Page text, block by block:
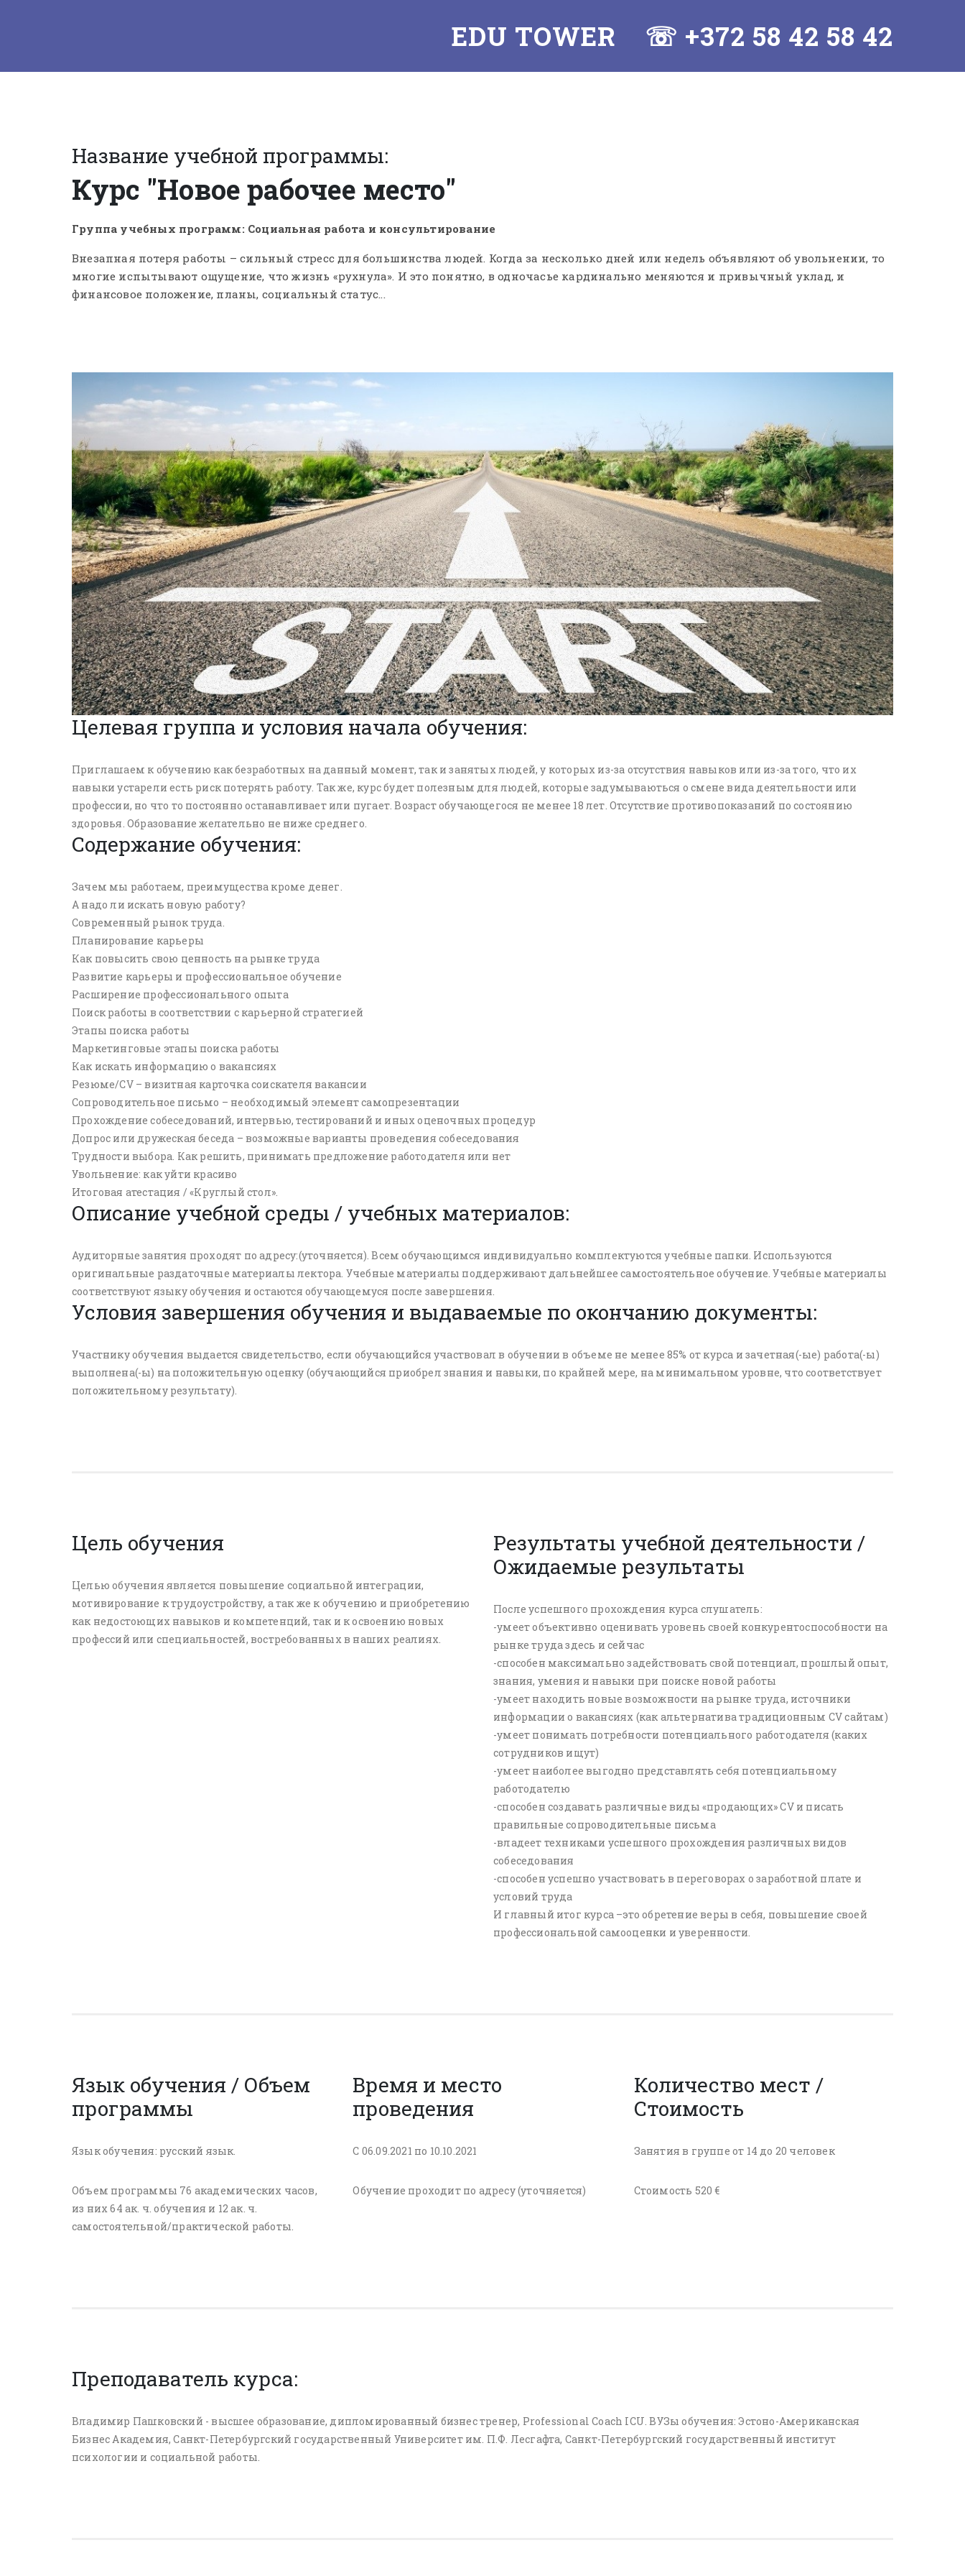
EDU TOWER ☏ +372 58 42 58 42
Название учебной программы:
Курс "Новое рабочее место"
Группа учебных программ: Социальная работа и консультирование
Внезапная потеря работы – сильный стресс для большинства людей. Когда за несколько дней или недель объявляют об увольнении, то
многие испытывают ощущение, что жизнь «рухнула». И это понятно, в одночасье кардинально меняются и привычный уклад, и
финансовое положение, планы, социальный статус...
Целевая группа и условия начала обучения:
Приглашаем к обучению как безработных на данный момент, так и занятых людей, у которых из-за отсутствия навыков или из-за того, что их
навыки устарели есть риск потерять работу. Так же, курс будет полезным для людей, которые задумываються о смене вида деятельности или
профессии, но что то постоянно останавливает или пугает. Возраст обучающегося не менее 18 лет. Отсутствие противопоказаний по состоянию
здоровья. Образование желательно не ниже среднего.
Содержание обучения:
Зачем мы работаем, преимущества кроме денег.
А надо ли искать новую работу?
Современный рынок труда.
Планирование карьеры
Как повысить свою ценность на рынке труда
Развитие карьеры и профессиональное обучение
Расширение профессионального опыта
Поиск работы в соответствии с карьерной стратегией
Этапы поиска работы
Маркетинговые этапы поиска работы
Как искать информацию о вакансиях
Резюме/CV – визитная карточка соискателя вакансии
Сопроводительное письмо – необходимый элемент самопрезентации
Прохождение собеседований, интервью, тестирований и иных оценочных процедур
Допрос или дружеская беседа – возможные варианты проведения собеседования
Трудности выбора. Как решить, принимать предложение работодателя или нет
Увольнение: как уйти красиво
Итоговая атестация / «Круглый стол».
Описание учебной среды / учебных материалов:
Аудиторные занятия проходят по адресу:(уточняется). Всем обучающимся индивидуально комплектуются учебные папки. Используются
оригинальные раздаточные материалы лектора. Учебные материалы поддерживают дальнейшее самостоятельное обучение. Учебные материалы
соответствуют языку обучения и остаются обучающемуся после завершения.
Условия завершения обучения и выдаваемые по окончанию документы:
Участнику обучения выдается свидетельство, если обучающийся участвовал в обучении в объеме не менее 85% от курса и зачетная(-ые) работа(-ы)
выполнена(-ы) на положительную оценку (обучающийся приобрел знания и навыки, по крайней мере, на минимальном уровне, что соответствует
положительному результату).
Цель обучения
Целью обучения является повышение социальной интеграции,
мотивирование к трудоустройству, а так же к обучению и приобретению
как недостоющих навыков и компетенций, так и к освоению новых
профессий или специальностей, востребованных в наших реалиях.
Результаты учебной деятельности /
Ожидаемые результаты
После успешного прохождения курса слушатель:
-умеет объективно оценивать уровень своей конкурентоспособности на
рынке труда здесь и сейчас
-способен максимально задействовать свой потенциал, прошлый опыт,
знания, умения и навыки при поиске новой работы
-умеет находить новые возможности на рынке труда, источники
информации о вакансиях (как альтернатива традиционным CV сайтам)
-умеет понимать потребности потенциального работодателя (каких
сотрудников ищут)
-умеет наиболее выгодно представлять себя потенциальному
работодателю
-способен создавать различные виды «продающих» CV и писать
правильные сопроводительные письма
-владеет техниками успешного прохождения различных видов
собеседования
-способен успешно участвовать в переговорах о заработной плате и
условий труда
И главный итог курса –это обретение веры в себя, повышение своей
профессиональной самооценки и уверенности.
Язык обучения / Объем
программы
Язык обучения: русский язык.
Объем программы 76 академических часов,
из них 64 ак. ч. обучения и 12 ак. ч.
самостоятельной/практической работы.
Время и место
проведения
С 06.09.2021 по 10.10.2021
Обучение проходит по адресу (уточняется)
Количество мест /
Стоимость
Занятия в группе от 14 до 20 человек
Стоимость 520 €
Преподаватель курса:
Владимир Пашковский - высшее образование, дипломированный бизнес тренер, Professional Coach ICU. ВУЗы обучения: Эстоно-Американская
Бизнес Академия, Санкт-Петербургский государственный Университет им. П.Ф. Лесгафта, Санкт-Петербургский государственный институт
психологии и социальной работы.